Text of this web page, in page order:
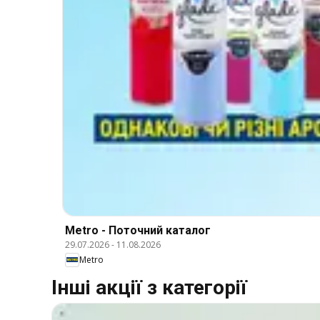
Metro - Поточний каталог
29.07.2026- 11.08.2026
Metro
Інші акції з категорії